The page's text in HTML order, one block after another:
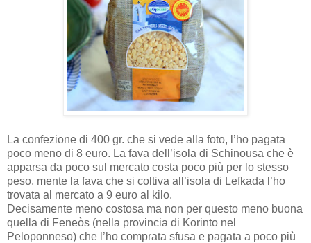
La confezione di 400 gr. che si vede alla foto, l’ho pagata
poco meno di 8 euro. La fava dell’isola di Schinousa che è
apparsa da poco sul mercato costa poco più per lo stesso
peso, mente la fava che si coltiva all’isola di Lefkada l’ho
trovata al mercato a 9 euro al kilo.
Decisamente meno costosa ma non per questo meno buona
quella di Feneòs (nella provincia di Korinto nel
Peloponneso) che l’ho comprata sfusa e pagata a poco più